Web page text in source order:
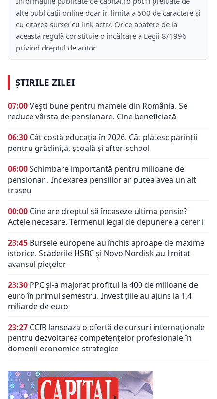
alte publicații online doar în limita a 500 de caractere și
cu citarea sursei cu link activ. Orice abatere de la
această regulă constituie o încălcare a Legii 8/1996
privind dreptul de autor.
ȘTIRILE ZILEI
07:00Vești bune pentru mamele din România. Se
reduce vârsta de pensionare. Cine beneficiază
06:30 Cât costă educația în 2026. Cât plătesc părinții
pentru grădiniță, școală și after-school
06:00Schimbare importantă pentru milioane de
pensionari. Indexarea pensiilor ar putea avea un alt
traseu
00:00 Cine are dreptul să încaseze ultima pensie?
Actele necesare. Termenul legal de depunere a cererii
23:45 Bursele europene au închis aproape de maxime
istorice. Scăderile HSBC și Novo Nordisk au limitat
avansul piețelor
23:30 PPC și-a majorat profitul la 400 de milioane de
euro în primul semestru. Investițiile au ajuns la 1,4
miliarde de euro
23:27 CCIR lansează o ofertă de cursuri internaționale
pentru dezvoltarea competențelor profesionale în
domenii economice strategice